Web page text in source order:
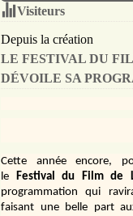
Visiteurs
Depuis la création
LE FESTIVAL DU
DÉVOILE SA
Cette année encore,
le Festival du Film de
programmation qui
faisant une belle part